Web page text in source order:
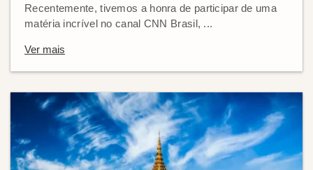
Recentemente, tivemos a honra de participar de uma
matéria incrível no canal CNN Brasil, ...
Ver mais